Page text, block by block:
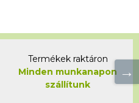
Termékek raktáron
Minden munkanapon
szállítunk